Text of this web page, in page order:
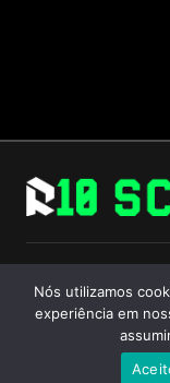
Follow Us
© 2024 R10 Score.
Nós utilizamos
experiência em